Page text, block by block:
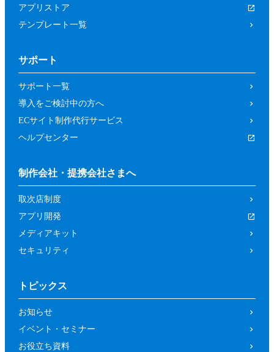
アプリストア
テンプレート一覧
サポート
サポート一覧
導入をご検討中の方へ
ECサイト制作代行サービス
ヘルプセンター
制作会社・提携会社さまへ
取次店制度
アプリ開発
メディアキット
セキュリティ
トピックス
お知らせ
イベント・セミナー
お役立ち資料